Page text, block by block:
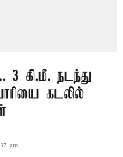
3 கி.மீ. நடந்து
கடலில்
am